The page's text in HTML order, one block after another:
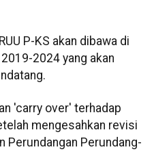
P-KS akan dibawa di
2024 yang akan
'carry over' terhadap
mengesahkan revisi
Perundangan Perundang-